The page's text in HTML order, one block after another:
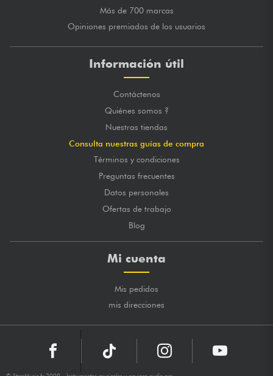
Más de 700 marcas
Opiniones premiados de los usuarios
Información útil
Contáctenos
Quiénes somos ?
Nuestras tiendas
Consulta nuestras guías de compra
Términos y condiciones
Preguntas frecuentes
Datos personales
Ofertas de trabajo
Blog
Mi cuenta
Mis pedidos
mis direcciones